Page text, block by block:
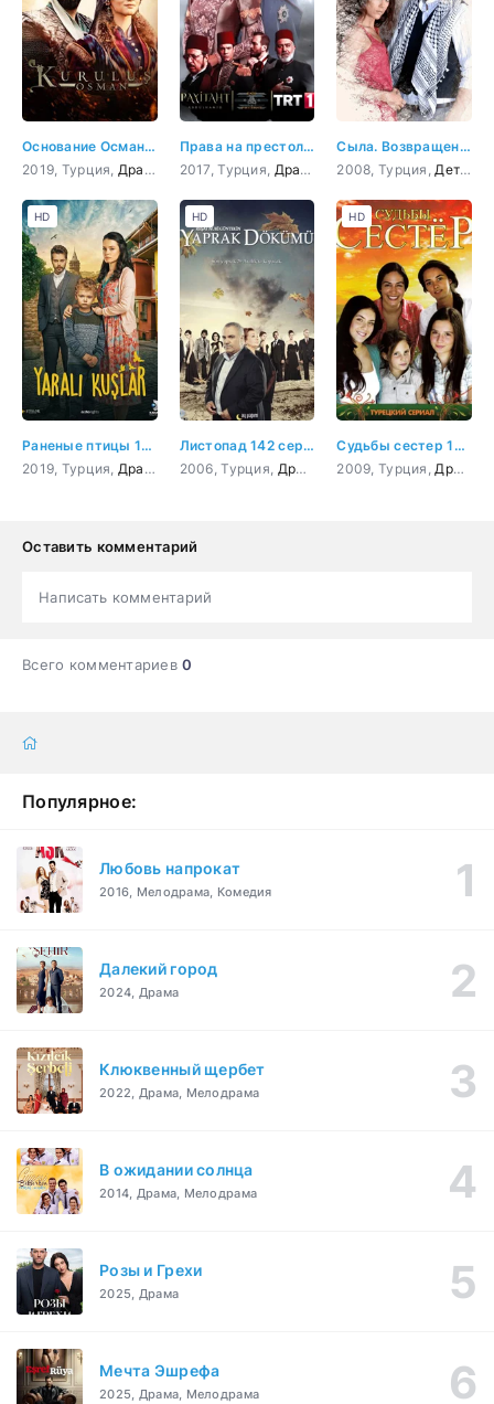
Основание Осман 142 серия
2019, Турция, Драма Боевик,Приключения История,Военный
Права на престол Абдулхамид 142 серия
2017, Турция, Драма История
Сыла. Возвращение домой 142 серия
2008, Турция, Детектив
Раненые птицы 142 серия
2019, Турция, Драма
HD
Листопад 142 серия
2006, Турция, Драма
HD
Судьбы сестер 142 серия
2009, Турция, Драма
HD
Оставить комментарий
Написать комментарий
Всего комментариев0
Популярное:
Любовь напрокат
2016, Мелодрама, Комедия
Далекий город
2024, Драма
Клюквенный щербет
2022, Драма, Мелодрама
В ожидании солнца
2014, Драма, Мелодрама
Розы и Грехи
2025, Драма
Мечта Эшрефа
2025, Драма, Мелодрама